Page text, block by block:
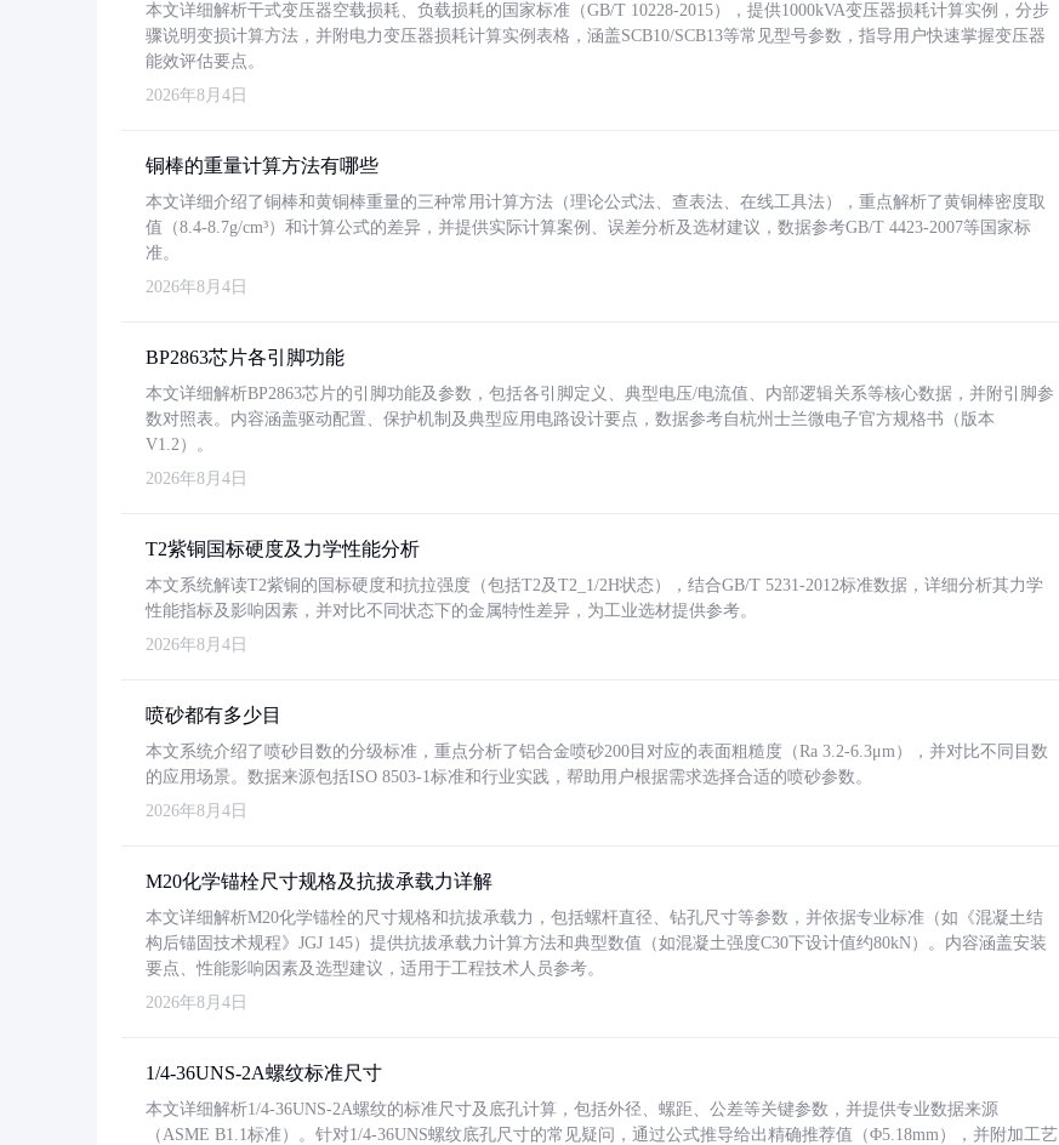
本文详细解析干式变压器空载损耗、负载损耗的国家标准（GB/T 10228-2015），提供1000kVA变压器损耗计算实例，分步
骤说明变损计算方法，并附电力变压器损耗计算实例表格，涵盖SCB10/SCB13等常见型号参数，指导用户快速掌握变压器
能效评估要点。
2026年8月4日
铜棒的重量计算方法有哪些
本文详细介绍了铜棒和黄铜棒重量的三种常用计算方法（理论公式法、查表法、在线工具法），重点解析了黄铜棒密度取
值（8.4-8.7g/cm³）和计算公式的差异，并提供实际计算案例、误差分析及选材建议，数据参考GB/T 4423-2007等国家标
准。
2026年8月4日
BP2863芯片各引脚功能
本文详细解析BP2863芯片的引脚功能及参数，包括各引脚定义、典型电压/电流值、内部逻辑关系等核心数据，并附引脚参
数对照表。内容涵盖驱动配置、保护机制及典型应用电路设计要点，数据参考自杭州士兰微电子官方规格书（版本
V1.2）。
2026年8月4日
T2紫铜国标硬度及力学性能分析
本文系统解读T2紫铜的国标硬度和抗拉强度（包括T2及T2_1/2H状态），结合GB/T 5231-2012标准数据，详细分析其力学
性能指标及影响因素，并对比不同状态下的金属特性差异，为工业选材提供参考。
2026年8月4日
喷砂都有多少目
本文系统介绍了喷砂目数的分级标准，重点分析了铝合金喷砂200目对应的表面粗糙度（Ra 3.2-6.3μm），并对比不同目数
的应用场景。数据来源包括ISO 8503-1标准和行业实践，帮助用户根据需求选择合适的喷砂参数。
2026年8月4日
M20化学锚栓尺寸规格及抗拔承载力详解
本文详细解析M20化学锚栓的尺寸规格和抗拔承载力，包括螺杆直径、钻孔尺寸等参数，并依据专业标准（如《混凝土结
构后锚固技术规程》JGJ 145）提供抗拔承载力计算方法和典型数值（如混凝土强度C30下设计值约80kN）。内容涵盖安装
要点、性能影响因素及选型建议，适用于工程技术人员参考。
2026年8月4日
1/4-36UNS-2A螺纹标准尺寸
本文详细解析1/4-36UNS-2A螺纹的标准尺寸及底孔计算，包括外径、螺距、公差等关键参数，并提供专业数据来源
（ASME B1.1标准）。针对1/4-36UNS螺纹底孔尺寸的常见疑问，通过公式推导给出精确推荐值（Φ5.18mm），并附加工艺